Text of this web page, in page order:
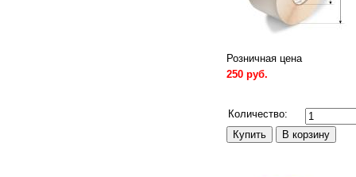
Розничная цена
250 руб.
Количество: